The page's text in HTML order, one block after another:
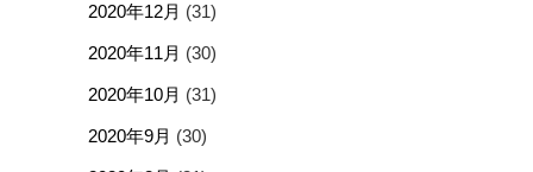
2020年12月 (31)
2020年11月 (30)
2020年10月 (31)
2020年9月 (30)